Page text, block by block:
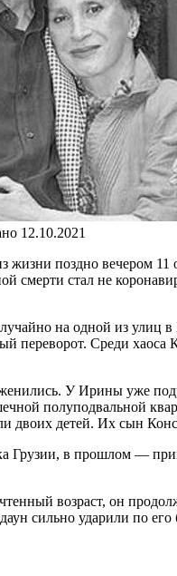
12.10.2021
поздно вечером
смерти стал не
на одной из улиц
переворот. Среди
У Ирины уже
полуподвальной
двоих детей. Их сын
Грузии, в прошлом —
возраст, он
сильно ударили по